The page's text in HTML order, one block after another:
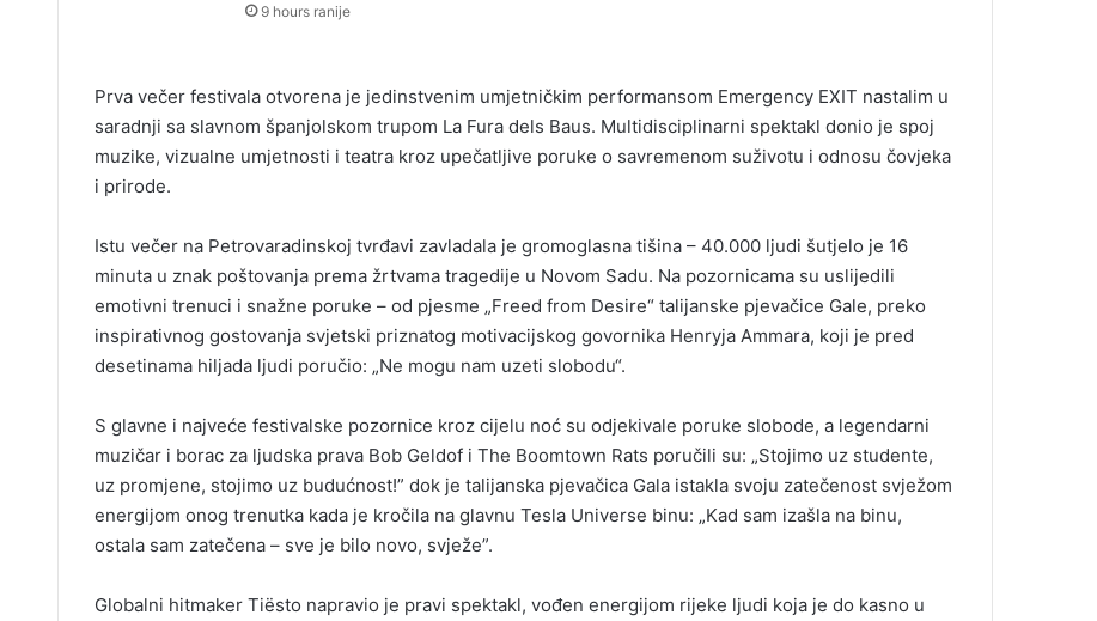
9 hours ranije
Prva večer festivala otvorena je jedinstvenim umjetničkim performansom Emergency EXIT nastalim u
saradnji sa slavnom španjolskom trupom La Fura dels Baus. Multidisciplinarni spektakl donio je spoj
muzike, vizualne umjetnosti i teatra kroz upečatljive poruke o savremenom suživotu i odnosu čovjeka
i prirode.
Istu večer na Petrovaradinskoj tvrđavi zavladala je gromoglasna tišina – 40.000 ljudi šutjelo je 16
minuta u znak poštovanja prema žrtvama tragedije u Novom Sadu. Na pozornicama su uslijedili
emotivni trenuci i snažne poruke – od pjesme „Freed from Desire“ talijanske pjevačice Gale, preko
inspirativnog gostovanja svjetski priznatog motivacijskog govornika Henryja Ammara, koji je pred
desetinama hiljada ljudi poručio: „Ne mogu nam uzeti slobodu“.
S glavne i najveće festivalske pozornice kroz cijelu noć su odjekivale poruke slobode, a legendarni
muzičar i borac za ljudska prava Bob Geldof i The Boomtown Rats poručili su: „Stojimo uz studente,
uz promjene, stojimo uz budućnost!” dok je talijanska pjevačica Gala istakla svoju zatečenost svježom
energijom onog trenutka kada je kročila na glavnu Tesla Universe binu: „Kad sam izašla na binu,
ostala sam zatečena – sve je bilo novo, svježe”.
Globalni hitmaker Tiësto napravio je pravi spektakl, vođen energijom rijeke ljudi koja je do kasno u